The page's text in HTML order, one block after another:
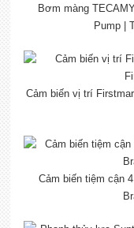
Bơm màng
Pump |
Cảm biến vị trí
Cảm biến tiệm cận